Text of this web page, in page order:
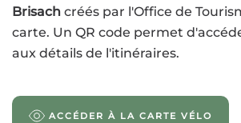
Brisach créés par l'Office de
carte. Un QR code permet
aux détails de l'itinéraires.
ACCÉDER À LA CARTE VÉLO